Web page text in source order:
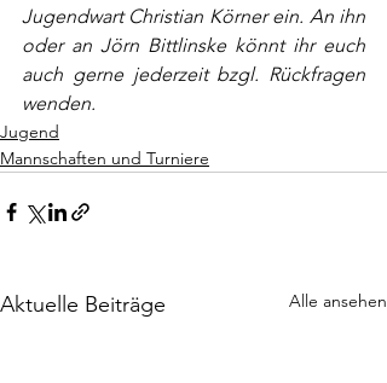
Jugendwart Christian Körner ein. An ihn
oder an Jörn Bittlinske könnt ihr euch
auch gerne jederzeit bzgl. Rückfragen
wenden.
Jugend
Mannschaften und Turniere
Aktuelle Beiträge Alle ansehen